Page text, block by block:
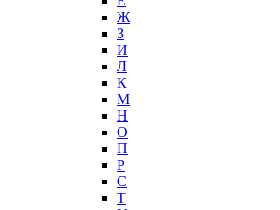
Ж
З
И
Л
К
М
Н
О
П
Р
С
Т